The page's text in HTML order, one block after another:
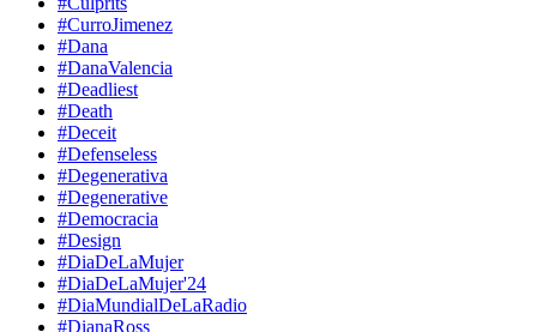
#CurroJimenez
#Dana
#DanaValencia
#Deadliest
#Death
#Deceit
#Defenseless
#Degenerativa
#Degenerative
#Democracia
#Design
#DiaDeLaMujer
#DiaDeLaMujer'24
#DiaMundialDeLaRadio
#DianaRoss